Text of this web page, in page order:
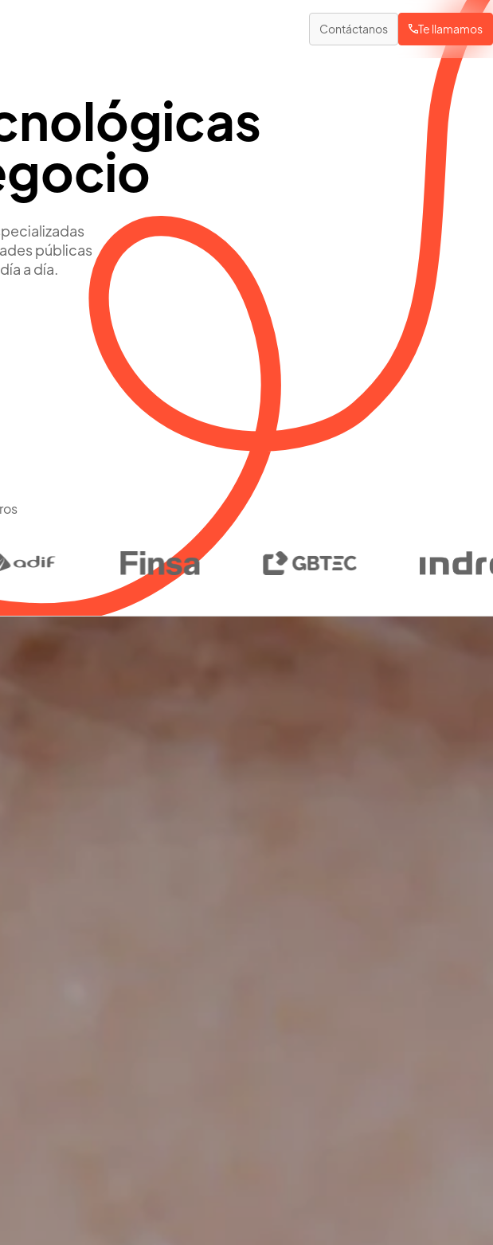
entorno
Logística e industria
Guiado de carretillas
Cubicaje de stock
Medición automática de volumen sin contacto
Control en tiempo real de todo el ciclo operativo
Pesaje de camiones
Control exacto y autónomo de vehículos
analítica avanzada
de procesos
nosotros
Contáctanos Te llamamos
públicas
a día.